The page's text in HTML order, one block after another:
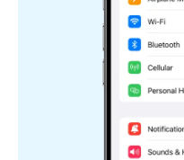
생마르탱